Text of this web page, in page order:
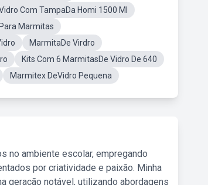
Com TampaDa Homi 1500 Ml
Marmitas
MarmitaDe Virdro
Kits Com 6 MarmitasDe Vidro De 640
Marmitex DeVidro Pequena
no ambiente escolar, empregando
por criatividade e paixão. Minha
geração notável, utilizando abordagens